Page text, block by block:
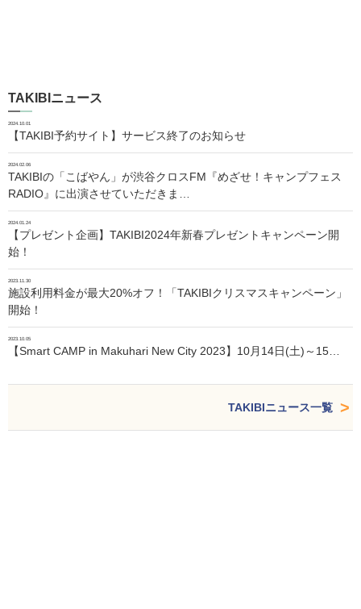
TAKIBIニュース
2024.10.01
【TAKIBI予約サイト】サービス終了のお知らせ
2024.02.06
TAKIBIの「こばやん」が渋谷クロスFM『めざせ！キャンプフェス
RADIO』に出演させていただきま…
2024.01.24
【プレゼント企画】TAKIBI2024年新春プレゼントキャンペーン開
始！
2023.11.30
施設利用料金が最大20%オフ！「TAKIBIクリスマスキャンペーン」
開始！
2023.10.05
【Smart CAMP in Makuhari New City 2023】10月14日(土)～15…
TAKIBIニュース一覧